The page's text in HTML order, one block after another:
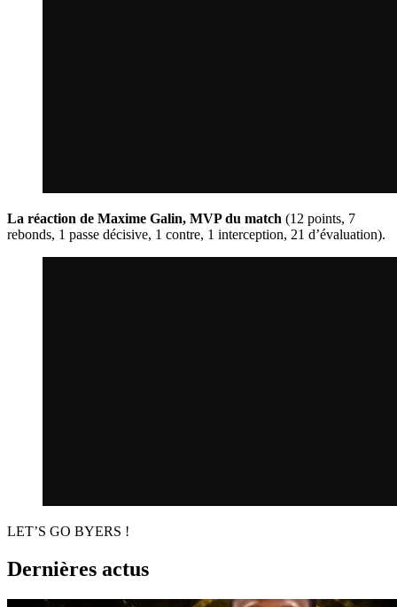
La réaction de Maxime Galin, MVP du match (12 points, 7
rebonds, 1 passe décisive, 1 contre, 1 interception, 21 d’évaluation).
LET’S GO BYERS !
Dernières actus